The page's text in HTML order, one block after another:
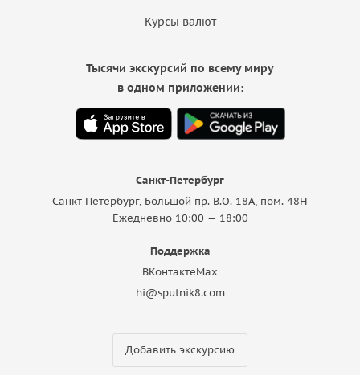
Курсы валют
Санкт-Петербург
Санкт-Петербург, Большой пр. В.О. 18A, пом. 48Н
Ежедневно 10:00 — 18:00
Поддержка
ВКонтактеMax
hi@sputnik8.com
Добавить экскурсию
Тысячи экскурсий по всему миру
в одном приложении: